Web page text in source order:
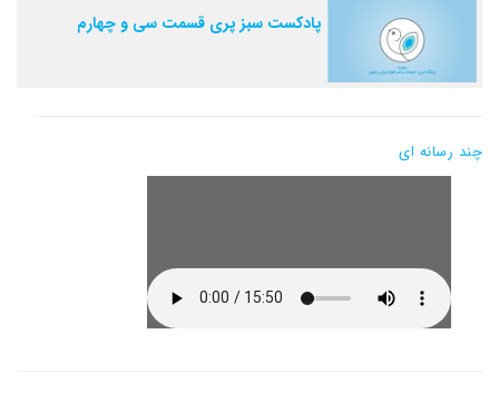
پادکست سبز پری قسمت سی و چهارم
چند رسانه ای